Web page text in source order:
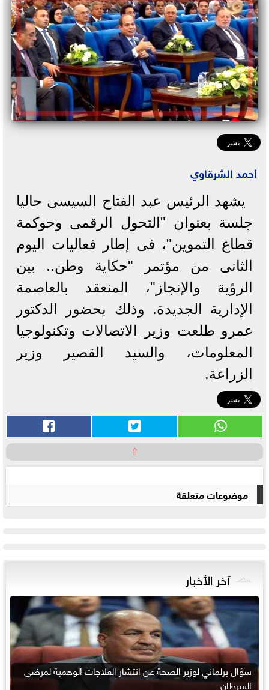
أحمد الشرقاوي
يشهد الرئيس عبد الفتاح السيسى حاليا
جلسة بعنوان "التحول الرقمى وحوكمة
قطاع التموين"، فى إطار فعاليات اليوم
الثانى من مؤتمر "حكاية وطن.. بين
الرؤية والإنجاز"، المنعقد بالعاصمة
الإدارية الجديدة. وذلك بحضور الدكتور
عمرو طلعت وزير الاتصالات وتكنولوجيا
المعلومات، والسيد القصير وزير
الزراعة.
⇧
موضوعات متعلقة
آخر الأخبار
سؤال برلماني لوزير الصحة عن انتشار العلاجات الوهمية لمرضى
السرطان